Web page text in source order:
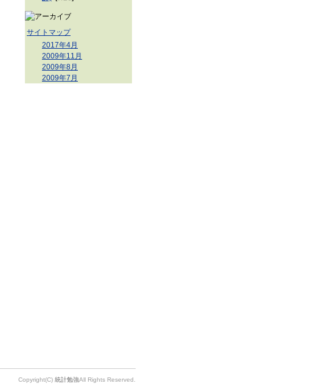
サイトマップ
2017年4月
2009年11月
2009年8月
2009年7月
Copyright(C) 統計勉強All Rights Reserved.